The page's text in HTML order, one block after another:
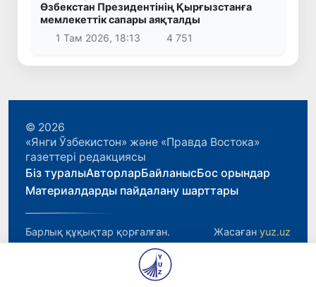
Өзбекстан Президентінің Қырғызстанға
мемлекеттік сапары аяқталды
1 Там 2026, 18:13
4 751
© 2026
«Янги Ўзбекистон» және «Правда Востока»
газеттері редакциясы
Біз туралыАвторларБайланысБос орындар
Материалдарды пайдалану шарттары
Барлық құқықтар қорғалған. Жасаған yuz.uz